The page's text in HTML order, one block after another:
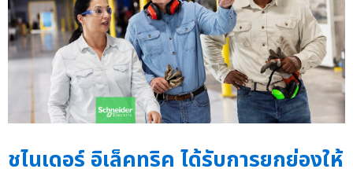
ชไนเดอร์ อิเล็คทริค ได้รับการยกย่องให้